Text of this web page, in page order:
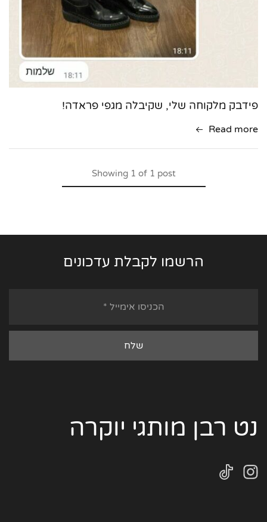
פידבק מלקוחה שלי, שקיבלה מגפי פראדה!
Read more
Showing1 of 1 post
הרשמו לקבלת עדכונים
נט רבן מותגי יוקרה